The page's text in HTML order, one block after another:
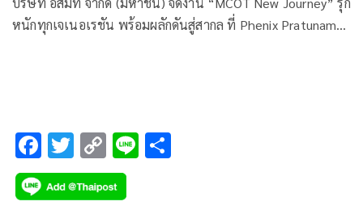
หนักทุกเจเนอเรชัน พร้อมผลักดันสู่สากล ที่ Phenix Pratunam
F
ac
e
T
wi
tt
C
o
p
Li